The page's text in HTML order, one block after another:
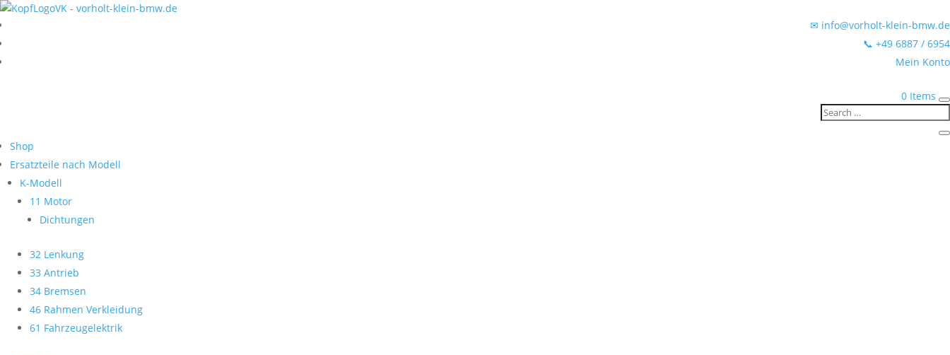
✉ info@vorholt-klein-bmw.de
📞 +49 6887 / 6954
Mein Konto
0 Items
Shop
Ersatzteile nach Modell
K-Modell
11 Motor
Dichtungen
32 Lenkung
33 Antrieb
34 Bremsen
46 Rahmen Verkleidung
61 Fahrzeugelektrik